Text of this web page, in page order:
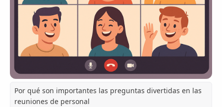
Por qué son importantes las preguntas divertidas en las
reuniones de personal